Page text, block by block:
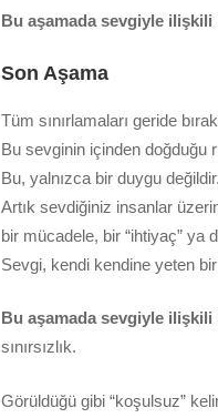
Bu aşamada sevgiyle ilişkili
Son Aşama
Tüm sınırlamaları geride
Bu sevginin içinden doğduğu
Bu, yalnızca bir duygu
Artık sevdiğiniz insanlar
bir mücadele, bir “ihtiyaç” ya
Sevgi, kendi kendine yeten
Bu aşamada sevgiyle ilişkili
sınırsızlık.
Görüldüğü gibi “koşulsuz”